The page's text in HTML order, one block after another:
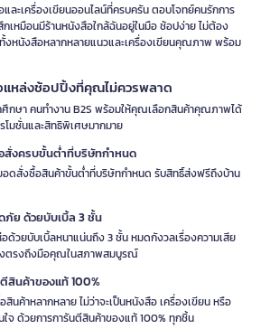
ละเครื่องเขียนออนไลน์ที่ครบครัน ตอบโจทย์คนรักการ
เหมือนมีร้านหนังสือใกล้ฉันอยู่ในมือ ช้อปง่าย ไม่ต้อง
งหนังสือหลากหลายแนวและเครื่องเขียนคุณภาพ พร้อม
แหล่งช้อปปิ้งที่คุณไม่ควรพลาด
ศึกษา คนทำงาน B2S พร้อมให้คุณเลือกสินค้าคุณภาพได้
มชั่นและสิทธิพิเศษมากมาย
สั่งครบขั้นต่ำที่บริษัทกำหนด
ดสั่งซื้อสินค้าขั้นต่ำที่บริษัทกำหนด รับสิทธิ์ส่งฟรีถึงบ้าน
ภัย ด้วยบับเบิ้ล 3 ชั้น
ด้วยบับเบิ้ลหนาแน่นถึง 3 ชั้น หมดกังวลเรื่องความเสีย
งตรงถึงมือคุณในสภาพสมบูรณ์
สินค้าของแท้ 100%
นค้าหลากหลาย ไม่ว่าจะเป็นหนังสือ เครื่องเขียน หรือ
จ ด้วยการการันตีสินค้าของแท้ 100% ทุกชิ้น